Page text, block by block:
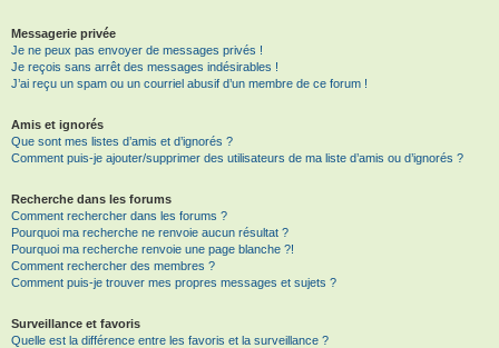
Messagerie privée
Je ne peux pas envoyer de messages privés !
Je reçois sans arrêt des messages indésirables !
J’ai reçu un spam ou un courriel abusif d’un membre de ce forum !
Amis et ignorés
Que sont mes listes d’amis et d’ignorés ?
Comment puis-je ajouter/supprimer des utilisateurs de ma liste d’amis ou d’ignorés ?
Recherche dans les forums
Comment rechercher dans les forums ?
Pourquoi ma recherche ne renvoie aucun résultat ?
Pourquoi ma recherche renvoie une page blanche ?!
Comment rechercher des membres ?
Comment puis-je trouver mes propres messages et sujets ?
Surveillance et favoris
Quelle est la différence entre les favoris et la surveillance ?